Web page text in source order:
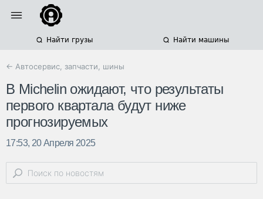
Найти грузы Найти машины
← Автосервис, запчасти, шины
В Michelin ожидают, что результаты
первого квартала будут ниже
прогнозируемых
17:53, 20 Апреля 2025